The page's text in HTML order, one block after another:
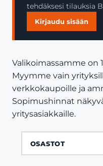
Yhteystiedot
tehdäksesi tilauksia
Kirjaudu sisään
Valikoimassamme on
Myymme vain
verkkokaupoille ja
Sopimushinnat
yritysasiakkaille.
OSASTOT